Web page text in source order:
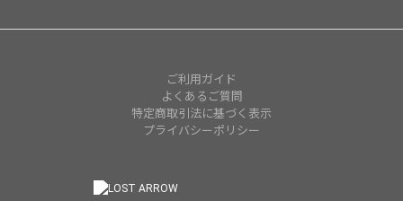
ご利用ガイド
よくあるご質問
特定商取引法に基づく表示
プライバシーポリシー